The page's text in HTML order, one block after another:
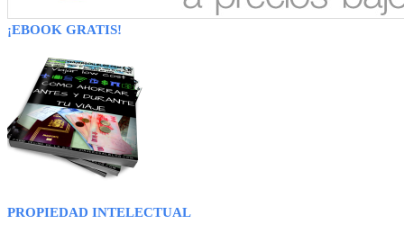
¡EBOOK GRATIS!
PROPIEDAD INTELECTUAL